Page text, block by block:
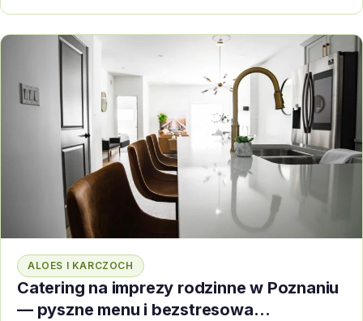
ALOES I KARCZOCH
Catering na imprezy rodzinne w Poznaniu
— pyszne menu i bezstresowa